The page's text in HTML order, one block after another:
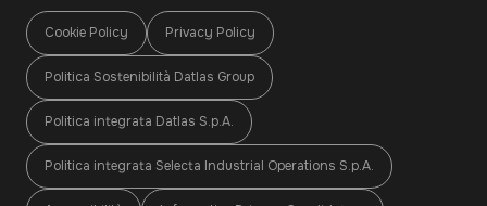
Cookie Policy Privacy Policy
Politica Sostenibilità Datlas Group
Politica integrata Datlas S.p.A.
Politica integrata Selecta Industrial Operations S.p.A.